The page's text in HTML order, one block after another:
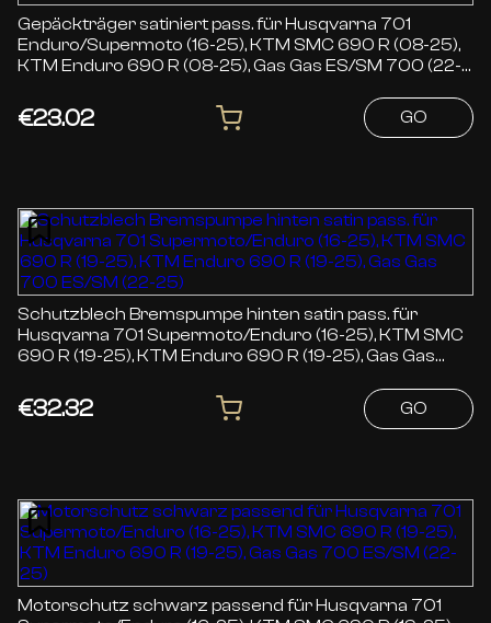
Gepäckträger satiniert pass. für Husqvarna 701
Enduro/Supermoto (16-25), KTM SMC 690 R (08-25),
KTM Enduro 690 R (08-25), Gas Gas ES/SM 700 (22-
€23.02 GO
Schutzblech Bremspumpe hinten satin pass. für
Husqvarna 701 Supermoto/Enduro (16-25), KTM SMC
690 R (19-25), KTM Enduro 690 R (19-25), Gas Gas
€32.32 GO
Motorschutz schwarz passend für Husqvarna 701